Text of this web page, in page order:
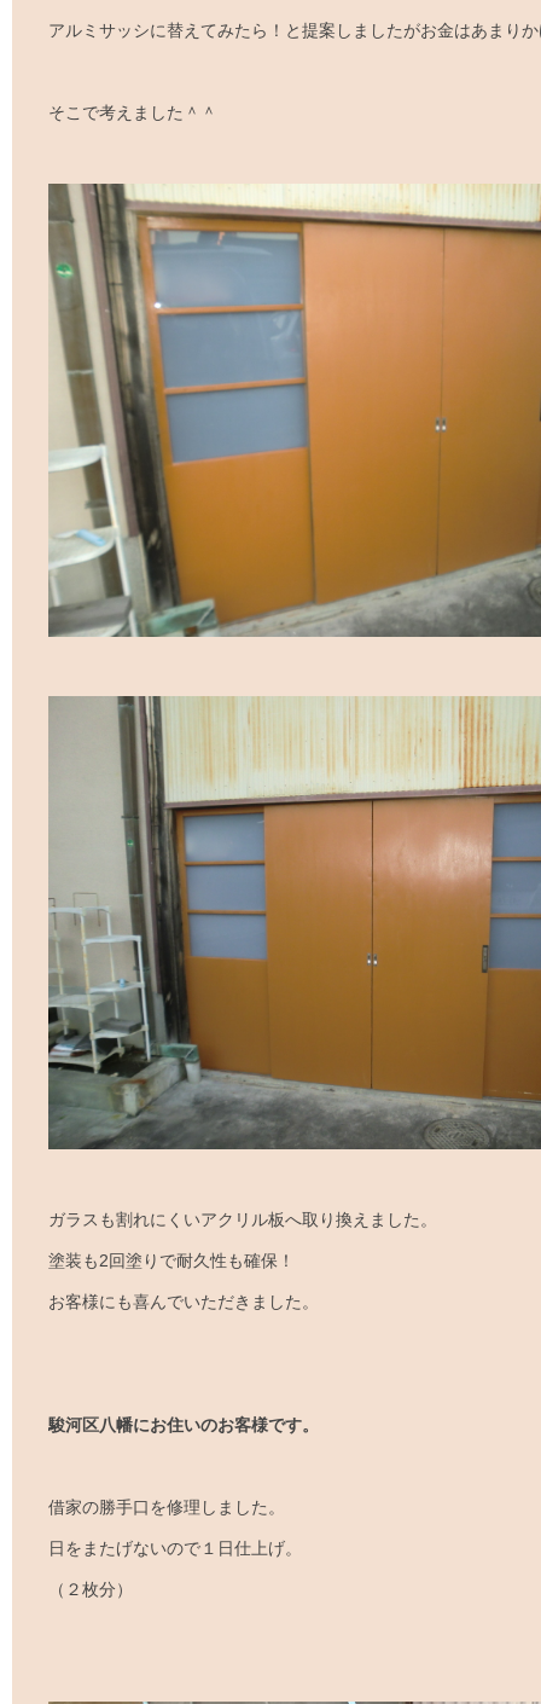
アルミサッシに替えてみたら！と提案しましたがお金はあまり
そこで考えました＾＾
ガラスも割れにくいアクリル板へ取り換えました。
塗装も2回塗りで耐久性も確保！
お客様にも喜んでいただきました。
駿河区八幡にお住いのお客様です。
借家の勝手口を修理しました。
日をまたげないので１日仕上げ。
（２枚分）